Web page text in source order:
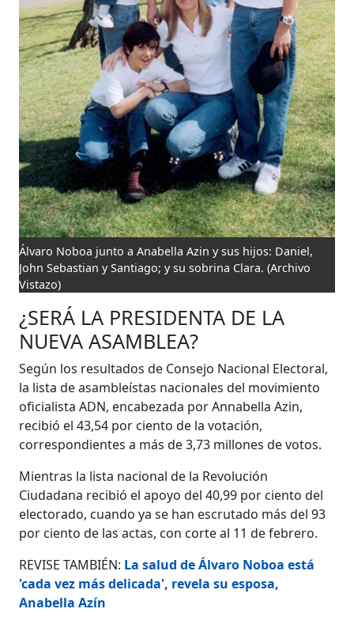
Álvaro Noboa junto a Anabella Azin y sus hijos: Daniel,
John Sebastian y Santiago; y su sobrina Clara. (Archivo
Vistazo)
¿SERÁ LA PRESIDENTA DE LA
NUEVA ASAMBLEA?
Según los resultados de Consejo Nacional Electoral,
la lista de asambleístas nacionales del movimiento
oficialista ADN, encabezada por Annabella Azin,
recibió el 43,54 por ciento de la votación,
correspondientes a más de 3,73 millones de votos.
Mientras la lista nacional de la Revolución
Ciudadana recibió el apoyo del 40,99 por ciento del
electorado, cuando ya se han escrutado más del 93
por ciento de las actas, con corte al 11 de febrero.
REVISE TAMBIÉN: La salud de Álvaro Noboa está
'cada vez más delicada', revela su esposa,
Anabella Azín